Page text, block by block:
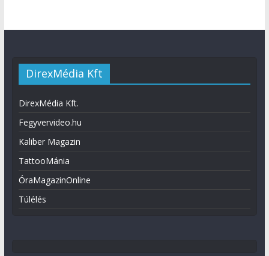
DirexMédia Kft
DirexMédia Kft.
Fegyvervideo.hu
Kaliber Magazin
TattooMánia
ÓraMagazinOnline
Túlélés